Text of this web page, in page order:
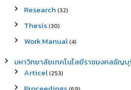
Research (32)
Thesis(30)
Work Manual(4)
มหาวิทยาลัยเทคโนโลยีราชมงคลธัญบุ
Articel(253)